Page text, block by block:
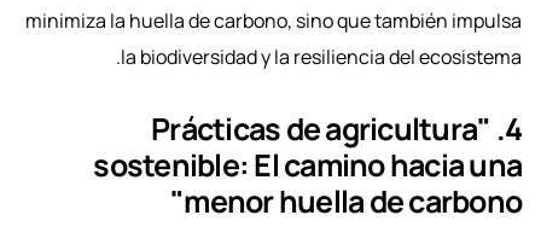
minimiza la huella de carbono, sino que también impulsa
la biodiversidad y la resiliencia del ecosistema.
4. "Prácticas de agricultura
sostenible: El camino hacia una
menor huella de carbono"